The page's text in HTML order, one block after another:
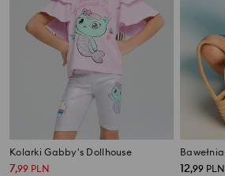
Kolarki Gabby's Dollhouse
7,99 PLN 12,99 PLN